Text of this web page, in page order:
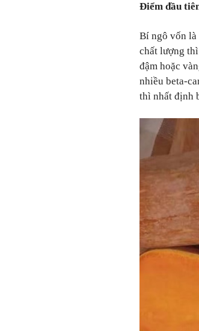
Điểm đầu
Bí ngô vốn là
chất lượng
đậm hoặc
nhiều beta-
thì nhất định